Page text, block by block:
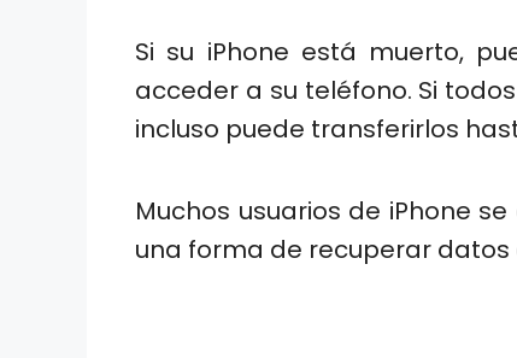
Si su iPhone está muerto,
acceder a su teléfono. Si
incluso puede transferirlos
Muchos usuarios de iPhone
una forma de recuperar datos